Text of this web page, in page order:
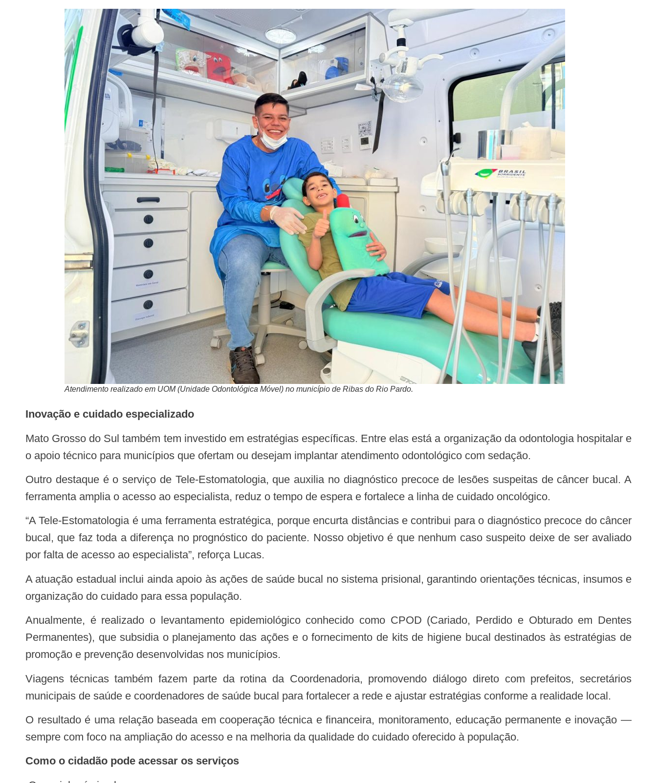
Atendimento realizado em UOM (Unidade Odontológica Móvel) no município de Ribas do Rio Pardo.
Inovação e cuidado especializado
Mato Grosso do Sul também tem investido em estratégias específicas. Entre elas está a organização da odontologia hospitalar e
o apoio técnico para municípios que ofertam ou desejam implantar atendimento odontológico com sedação.
Outro destaque é o serviço de Tele-Estomatologia, que auxilia no diagnóstico precoce de lesões suspeitas de câncer bucal. A
ferramenta amplia o acesso ao especialista, reduz o tempo de espera e fortalece a linha de cuidado oncológico.
“A Tele-Estomatologia é uma ferramenta estratégica, porque encurta distâncias e contribui para o diagnóstico precoce do câncer
bucal, que faz toda a diferença no prognóstico do paciente. Nosso objetivo é que nenhum caso suspeito deixe de ser avaliado
por falta de acesso ao especialista”, reforça Lucas.
A atuação estadual inclui ainda apoio às ações de saúde bucal no sistema prisional, garantindo orientações técnicas, insumos e
organização do cuidado para essa população.
Anualmente, é realizado o levantamento epidemiológico conhecido como CPOD (Cariado, Perdido e Obturado em Dentes
Permanentes), que subsidia o planejamento das ações e o fornecimento de kits de higiene bucal destinados às estratégias de
promoção e prevenção desenvolvidas nos municípios.
Viagens técnicas também fazem parte da rotina da Coordenadoria, promovendo diálogo direto com prefeitos, secretários
municipais de saúde e coordenadores de saúde bucal para fortalecer a rede e ajustar estratégias conforme a realidade local.
O resultado é uma relação baseada em cooperação técnica e financeira, monitoramento, educação permanente e inovação —
sempre com foco na ampliação do acesso e na melhoria da qualidade do cuidado oferecido à população.
Como o cidadão pode acessar os serviços